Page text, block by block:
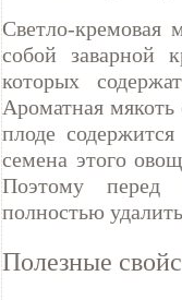
Светло-кремовая
собой заварной
которых
Ароматная
плоде
семена этого
Поэтому перед
полностью
Полезные